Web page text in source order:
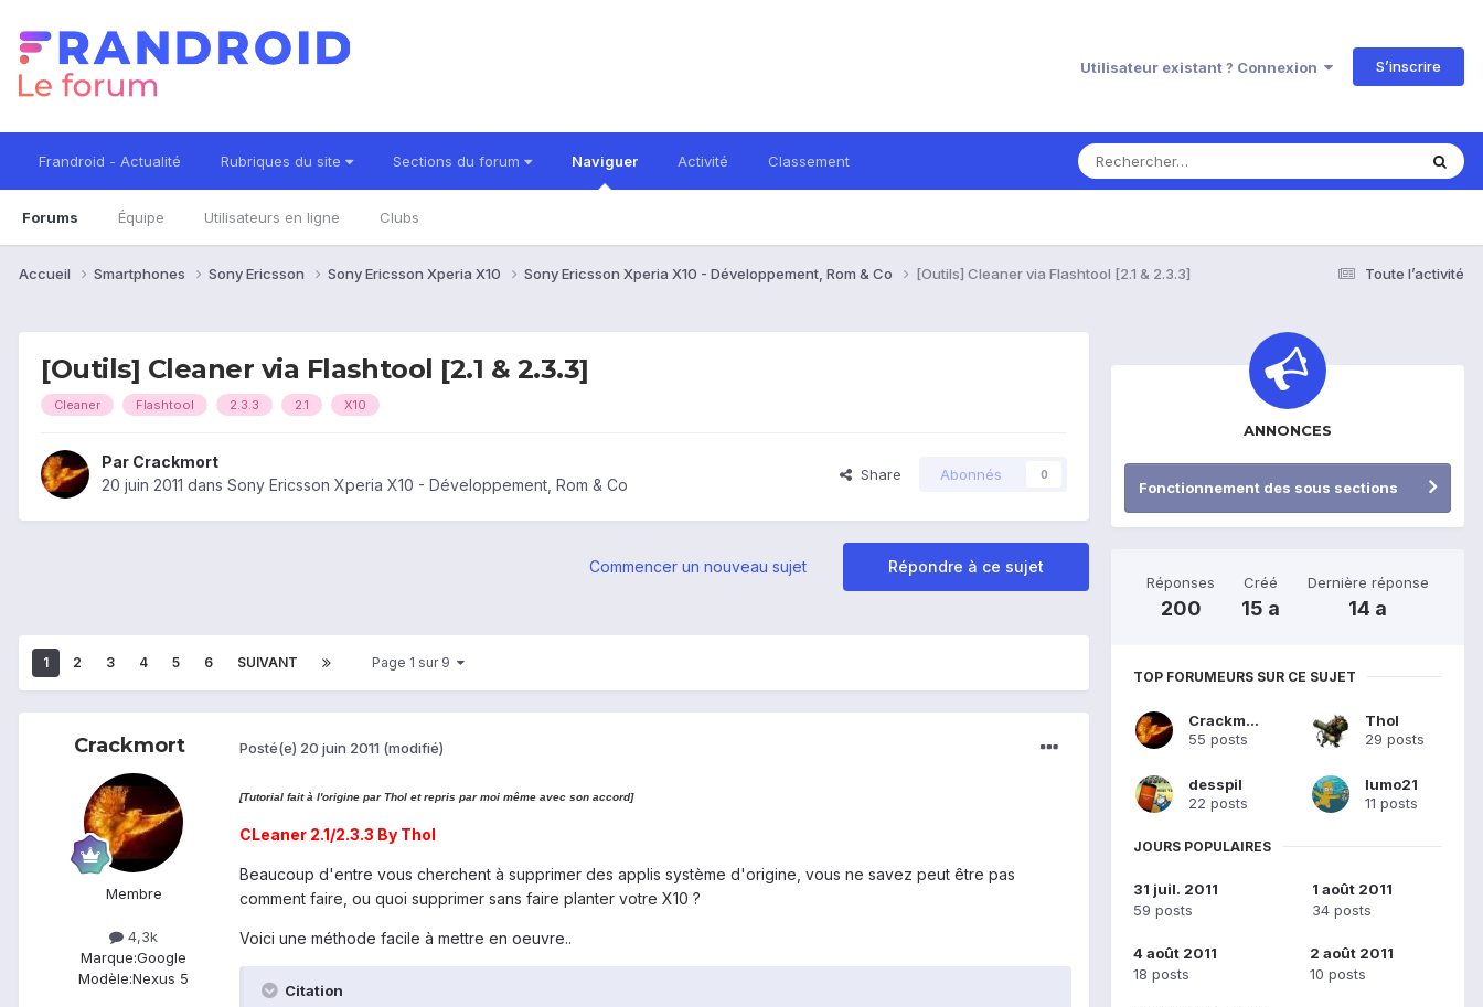
Utilisateur existant ? Connexion S’inscrire
Frandroid - Actualité Rubriques du site Sections du forum Naviguer
Forums Équipe Utilisateurs en ligne Clubs
Activité Classement
Toute l’activité
Accueil Smartphones Sony Ericsson Sony Ericsson Xperia X10 Sony Ericsson Xperia X10 - Développement, Rom & Co [Outils] Cleaner via Flashtool [2.1 & 2.3.3]
[Outils] Cleaner via Flashtool [2.1 & 2.3.3]
Cleaner Flashtool 2.3.3 2.1 X10
Par Crackmort
20 juin 2011 dans Sony Ericsson Xperia X10 - Développement, Rom & Co
Share Abonnés 0
Répondre à ce sujet
Commencer un nouveau sujet
1 2 3 4 5 6 SUIVANT Page 1 sur 9
Crackmort
Membre
4,3k
Marque:Google
Modèle:Nexus 5
Posté(e) 20 juin 2011 (modifié)
[Tutorial fait à l'origine par Thol et repris par moi même avec son accord]
CLeaner 2.1/2.3.3 By Thol
Beaucoup d'entre vous cherchent à supprimer des applis système d'origine, vous ne savez peut être pas
comment faire, ou quoi supprimer sans faire planter votre X10 ?
Voici une méthode facile à mettre en oeuvre..
Citation
ANNONCES
Fonctionnement des sous sections
Réponses
200
Créé
15 a
Dernière réponse
14 a
TOP FORUMEURS SUR CE SUJET
Crackmort
55 posts
Thol
29 posts
desspil
22 posts
lumo21
11 posts
JOURS POPULAIRES
31 juil. 2011
59 posts
1 août 2011
34 posts
4 août 2011
18 posts
2 août 2011
10 posts